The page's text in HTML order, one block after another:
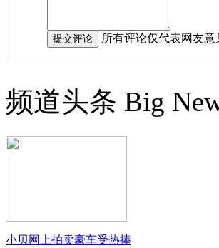
所有评论仅代表网友
频道头条 Big
小贝网上拍卖豪车受热捧